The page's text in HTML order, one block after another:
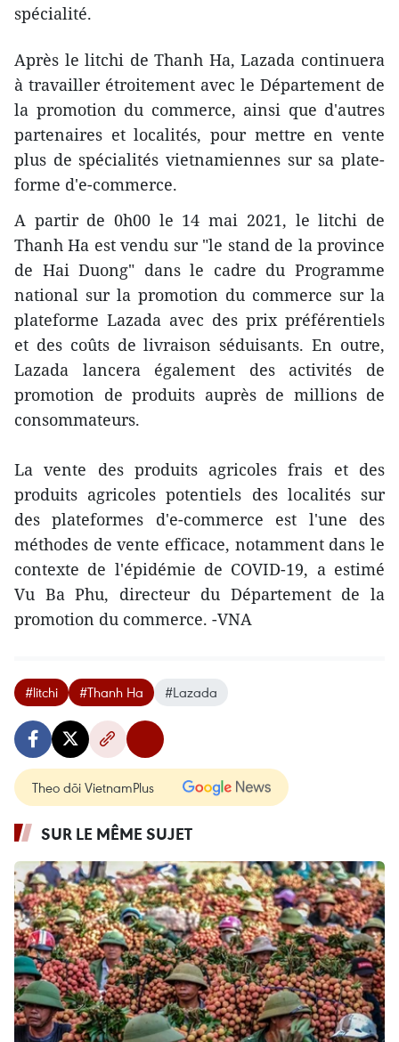
spécialité.
Après le litchi de Thanh Ha, Lazada continuera
à travailler étroitement avec le Département de
la promotion du commerce, ainsi que d'autres
partenaires et localités, pour mettre en vente
plus de spécialités vietnamiennes sur sa plate-
forme d'e-commerce.
A partir de 0h00 le 14 mai 2021, le litchi de
Thanh Ha est vendu sur "le stand de la province
de Hai Duong" dans le cadre du Programme
national sur la promotion du commerce sur la
plateforme Lazada avec des prix préférentiels
et des coûts de livraison séduisants. En outre,
Lazada lancera également des activités de
promotion de produits auprès de millions de
consommateurs.
La vente des produits agricoles frais et des
produits agricoles potentiels des localités sur
des plateformes d'e-commerce est l'une des
méthodes de vente efficace, notamment dans le
contexte de l'épidémie de COVID-19, a estimé
Vu Ba Phu, directeur du Département de la
promotion du commerce. -VNA
#litchi #Thanh Ha #Lazada
Theo dõi VietnamPlus
SUR LE MÊME SUJET